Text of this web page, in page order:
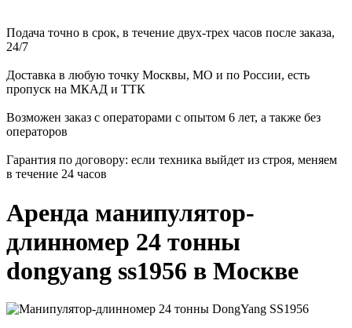
Подача точно в срок, в течение двух-трех часов после заказа,
24/7
Доставка в любую точку Москвы, МО и по России, есть
пропуск на МКАД и ТТК
Возможен заказ с операторами с опытом 6 лет, а также без
операторов
Гарантия по договору: если техника выйдет из строя, меняем
в течение 24 часов
Аренда манипулятор-
длинномер 24 тонны
dongyang ss1956 в Москве